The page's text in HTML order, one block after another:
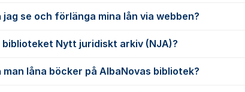
jag se och förlänga mina lån via webben?
biblioteket Nytt juridiskt arkiv (NJA)?
man låna böcker på AlbaNovas bibliotek?